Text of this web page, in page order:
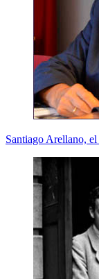
Santiago Arellano,